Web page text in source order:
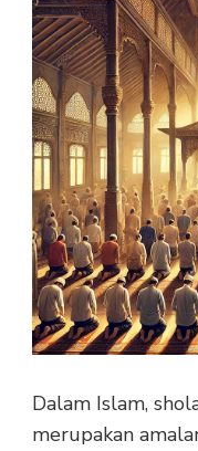
Dalam Islam,
merupakan